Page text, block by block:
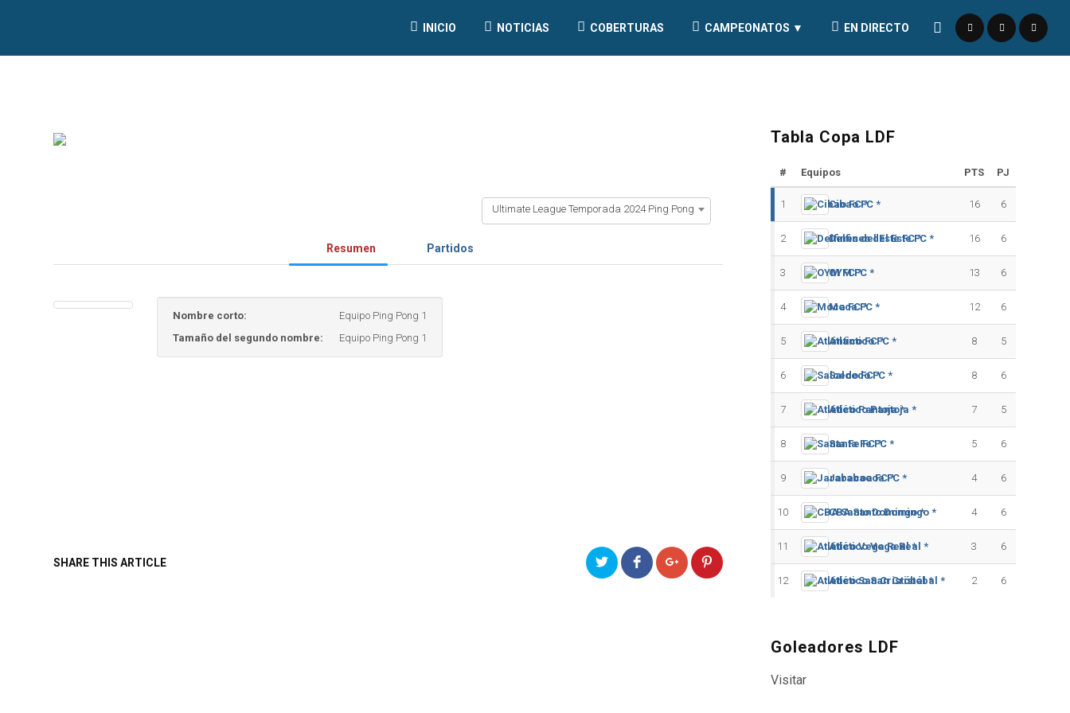
INICIO NOTICIAS COBERTURAS CAMPEONATOS ▼ EN DIRECTO
Ultimate League Temporada 2024 Ping Pong
Resumen Partidos
Nombre corto:
Equipo Ping Pong 1
Tamaño del segundo nombre:
Equipo Ping Pong 1
SHARE THIS ARTICLE
Tabla Copa LDF
# Equipos PTS PJ
1 Cibao FC * 16 6
2 Delfines del Este FC * 16 6
3 OYM FC * 13 6
4 Moca FC * 12 6
5 Atlántico FC * 8 5
6 Salcedo FC * 8 6
7 Atlético Pantoja * 7 5
8 Santa Fe FC * 5 6
9 Jarabacoa FC * 4 6
10 CBA Santo Domingo * 4 6
11 Atlético Vega Real * 3 6
12 Atlético San Cristóbal * 2 6
Goleadores LDF
Visitar